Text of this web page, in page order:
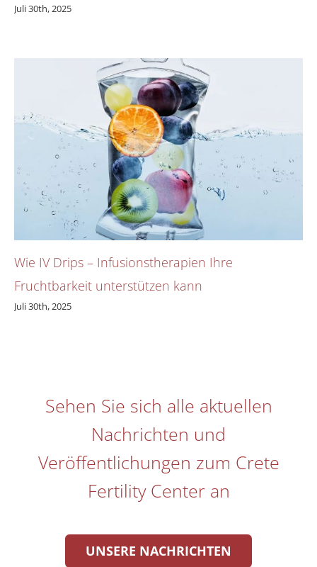
Juli 30th, 2025
Wie IV Drips – Infusionstherapien Ihre
Fruchtbarkeit unterstützen kann
Juli 30th, 2025
Sehen Sie sich alle aktuellen
Nachrichten und
Veröffentlichungen zum Crete
Fertility Center an
UNSERE NACHRICHTEN